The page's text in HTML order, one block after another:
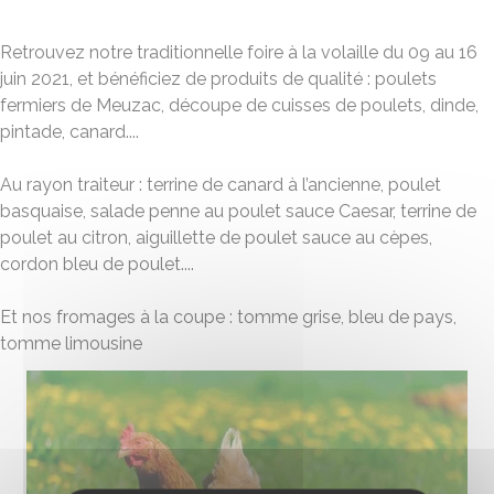
Retrouvez notre traditionnelle foire à la volaille du 09 au 16
juin 2021, et bénéficiez de produits de qualité : poulets
fermiers de Meuzac, découpe de cuisses de poulets, dinde,
pintade, canard....
Au rayon traiteur : terrine de canard à l’ancienne, poulet
basquaise, salade penne au poulet sauce Caesar, terrine de
poulet au citron, aiguillette de poulet sauce au cèpes,
cordon bleu de poulet....
Et nos fromages à la coupe : tomme grise, bleu de pays,
tomme limousine